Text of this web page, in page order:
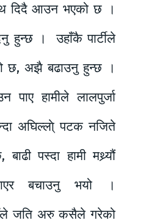
दिदै आउन भएको छ ।
हुन्छ । उहाँकै पार्टीले
छ, अझै बढाउनु हुन्छ ।
पाए हामीले लालपुर्जा
अघिल्ला्े पटक नजिते
पस्दा हामी मथ्र्यौं
बचाउनु भयो ।
जति अरु कसैले गरेको